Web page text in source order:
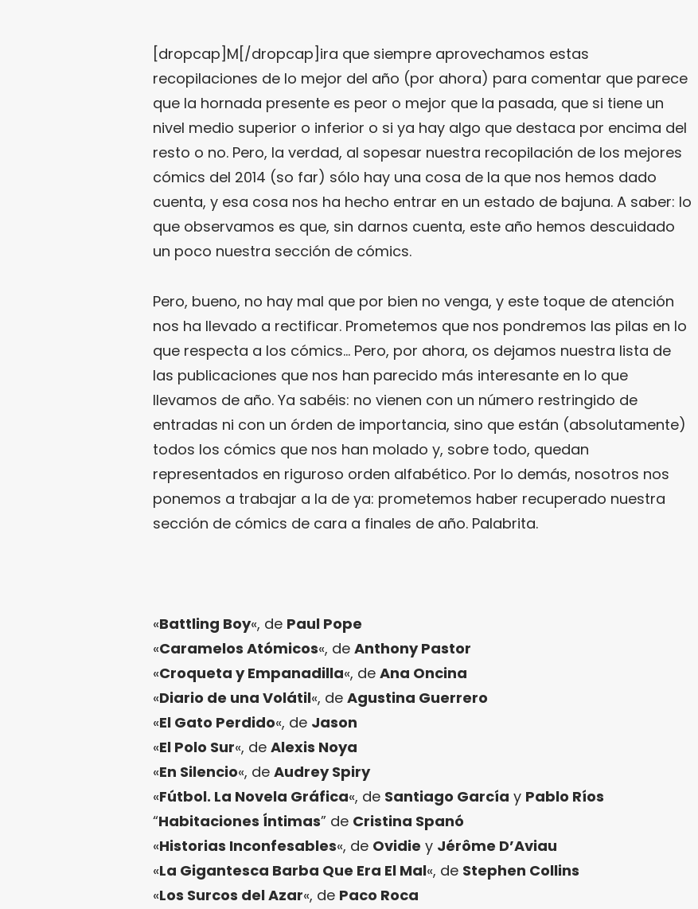
[dropcap]M[/dropcap]ira que siempre aprovechamos estas
recopilaciones de lo mejor del año (por ahora) para comentar que parece
que la hornada presente es peor o mejor que la pasada, que si tiene un
nivel medio superior o inferior o si ya hay algo que destaca por encima del
resto o no. Pero, la verdad, al sopesar nuestra recopilación de los mejores
cómics del 2014 (so far) sólo hay una cosa de la que nos hemos dado
cuenta, y esa cosa nos ha hecho entrar en un estado de bajuna. A saber: lo
que observamos es que, sin darnos cuenta, este año hemos descuidado
un poco nuestra sección de cómics.
Pero, bueno, no hay mal que por bien no venga, y este toque de atención
nos ha llevado a rectificar. Prometemos que nos pondremos las pilas en lo
que respecta a los cómics… Pero, por ahora, os dejamos nuestra lista de
las publicaciones que nos han parecido más interesante en lo que
llevamos de año. Ya sabéis: no vienen con un número restringido de
entradas ni con un órden de importancia, sino que están (absolutamente)
todos los cómics que nos han molado y, sobre todo, quedan
representados en riguroso orden alfabético. Por lo demás, nosotros nos
ponemos a trabajar a la de ya: prometemos haber recuperado nuestra
sección de cómics de cara a finales de año. Palabrita.
«Battling Boy«, de Paul Pope
«Caramelos Atómicos«, de Anthony Pastor
«Croqueta y Empanadilla«, de Ana Oncina
«Diario de una Volátil«, de Agustina Guerrero
«El Gato Perdido«, de Jason
«El Polo Sur«, de Alexis Noya
«En Silencio«, de Audrey Spiry
«Fútbol. La Novela Gráfica«, de Santiago García y Pablo Ríos
“Habitaciones Íntimas” de Cristina Spanó
«Historias Inconfesables«, de Ovidie y Jérôme D’Aviau
«La Gigantesca Barba Que Era El Mal«, de Stephen Collins
«Los Surcos del Azar«, de Paco Roca